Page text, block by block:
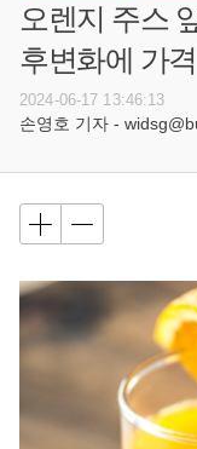
오렌지 주스
후변화에 가
2024-06-17 13:46:13
손영호 기자 -